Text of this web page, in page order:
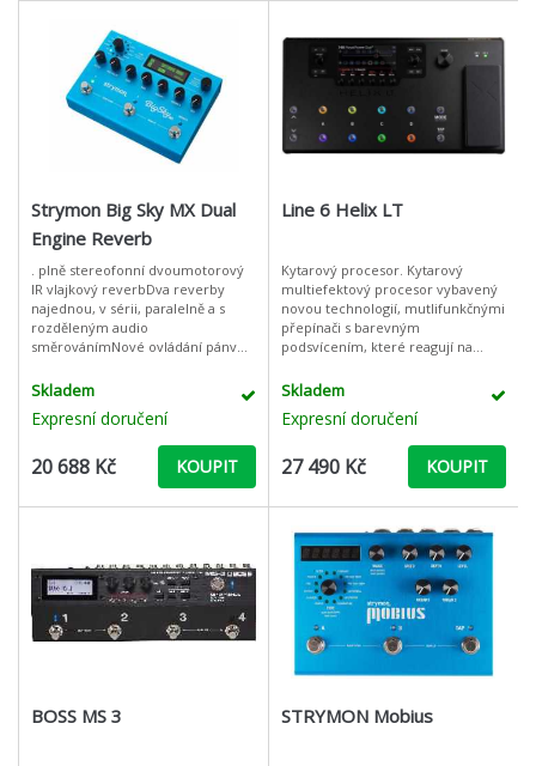
Strymon Big Sky MX Dual
Engine Reverb
. plně stereofonní dvoumotorový
IR vlajkový reverbDva reverby
najednou, v sérii, paralelně a s
rozděleným audio
směrovánímNové ovládání pánve
reverb motorů s novými
Skladem
Expresní doručení
20 688 Kč KOUPIT
Line 6 Helix LT
Kytarový procesor. Kytarový
multiefektový procesor vybavený
novou technologií, mutlifunkčnými
přepínači s barevným
podsvícením, které reagují na
rozlišením 800 x 400 pixelů, který
Skladem
Expresní doručení
27 490 Kč KOUPIT
BOSS MS 3 STRYMON Mobius